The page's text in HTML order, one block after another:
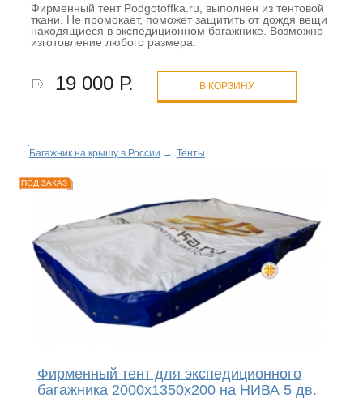
Фирменный тент Podgotoffka.ru, выполнен из тентовой
ткани. Не промокает, поможет защитить от дождя вещи
находящиеся в экспедиционном багажнике. Возможно
изготовление любого размера.
19 000 Р. В КОРЗИНУ
Багажник на крышу в России → Тенты
ПОД ЗАКАЗ
Фирменный тент для экспедиционного
багажника 2000х1350х200 на НИВА 5 дв.